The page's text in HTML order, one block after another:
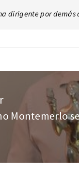
dirigente por demás
Montemerlo